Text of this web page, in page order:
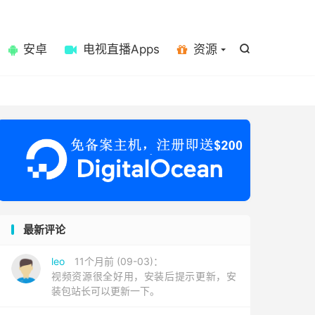

安卓 电视直播Apps 资源
最新评论
leo
11个月前 (09-03)：
视频资源很全好用，安装后提示更新，安
装包站长可以更新一下。